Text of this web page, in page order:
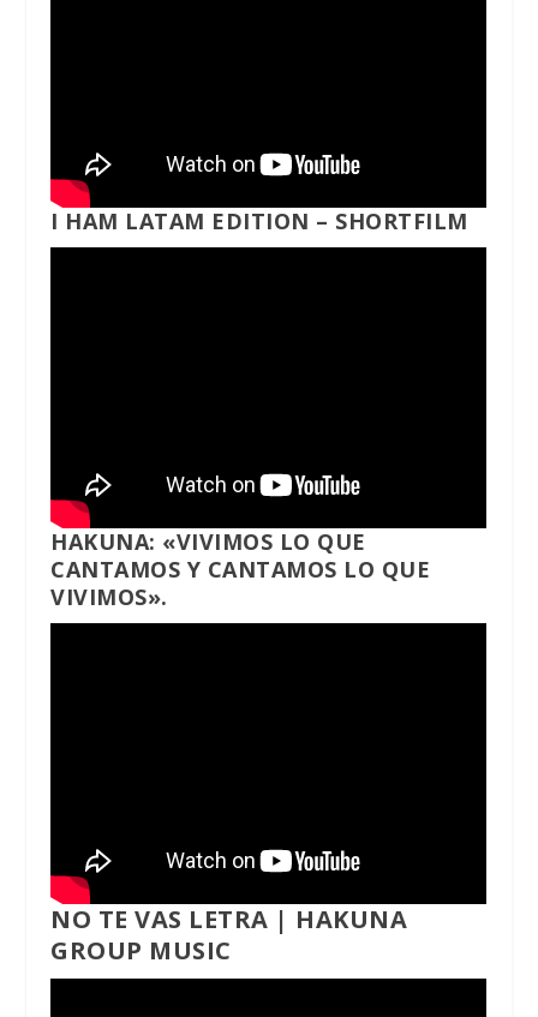
I HAM LATAM EDITION – SHORTFILM
HAKUNA: «VIVIMOS LO QUE
CANTAMOS Y CANTAMOS LO QUE
VIVIMOS».
NO TE VAS LETRA | HAKUNA
GROUP MUSIC